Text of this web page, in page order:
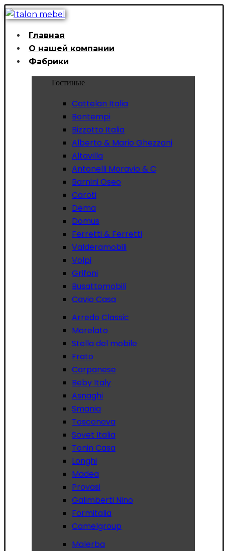
Главная
О нашей компании
Фабрики
Гостиные
Cattelan Italia
Bontempi
Bizzotto Italia
Alberto & Mario Ghezzani
Altavilla
Antonelli Moravio & C
Barnini Oseo
Caroti
Dema
Domus
Ferretti & Ferretti
Valderamobili
Volpi
Grifoni
Busattomobili
Cavio Casa
Arredo Classic
Morelato
Stella del mobile
Frato
Carpanese
Beby Italy
Asnaghi
Smania
Tosconova
Sovet Italia
Tonin Casa
Longhi
Madea
Provasi
Galimberti Nino
Formitalia
Camelgroup
Malerba